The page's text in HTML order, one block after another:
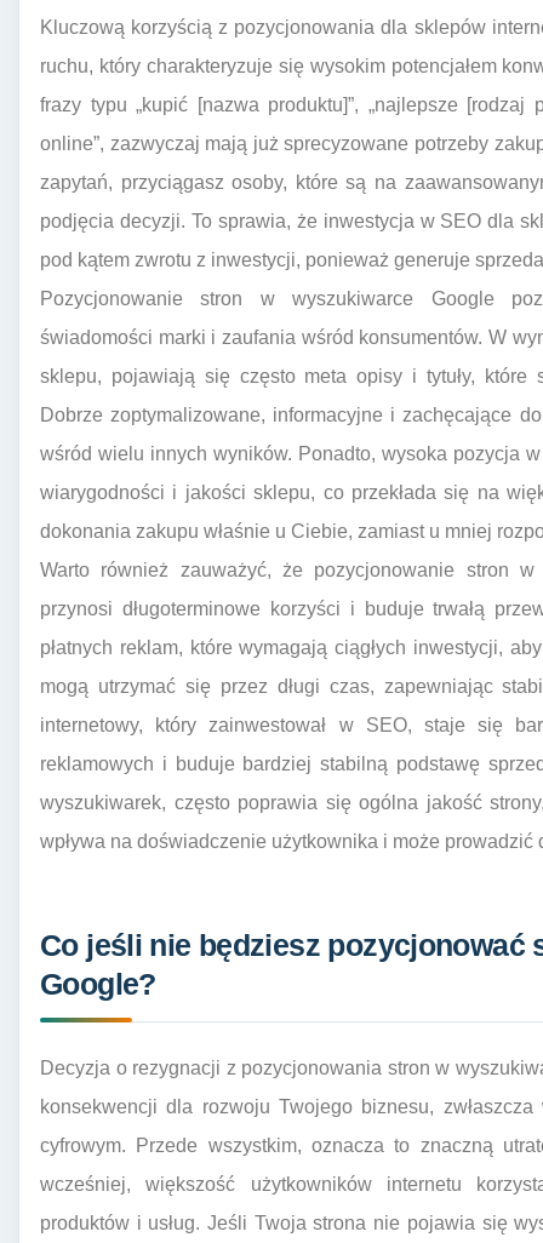
Kluczową korzyścią z pozycjonowania dla sklepów
ruchu, który charakteryzuje się wysokim potencjałem
frazy typu „kupić [nazwa produktu]”, „najlepsze [rodzaj
online”, zazwyczaj mają już sprecyzowane potrzeby
zapytań, przyciągasz osoby, które są na
podjęcia decyzji. To sprawia, że inwestycja w SEO dla
pod kątem zwrotu z inwestycji, ponieważ generuje
Pozycjonowanie stron w wyszukiwarce Google
świadomości marki i zaufania wśród konsumentów. W
sklepu, pojawiają się często meta opisy i tytuły, które
Dobrze zoptymalizowane, informacyjne i zachęcające
wśród wielu innych wyników. Ponadto, wysoka pozycja
wiarygodności i jakości sklepu, co przekłada się na
dokonania zakupu właśnie u Ciebie, zamiast u mniej
Warto również zauważyć, że pozycjonowanie stron
przynosi długoterminowe korzyści i buduje trwałą
płatnych reklam, które wymagają ciągłych inwestycji,
mogą utrzymać się przez długi czas, zapewniając
internetowy, który zainwestował w SEO, staje się
reklamowych i buduje bardziej stabilną podstawę
wyszukiwarek, często poprawia się ogólna jakość
wpływa na doświadczenie użytkownika i może prowadzić
Co jeśli nie będziesz pozycjonować
Google?
Decyzja o rezygnacji z pozycjonowania stron w
konsekwencji dla rozwoju Twojego biznesu,
cyfrowym. Przede wszystkim, oznacza to znaczną
wcześniej, większość użytkowników internetu
produktów i usług. Jeśli Twoja strona nie pojawia się